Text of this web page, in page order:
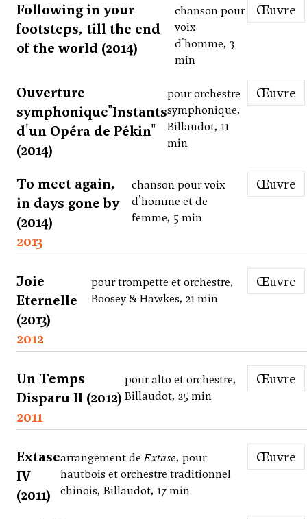
Following in your
footsteps, till the end
of the world (2014)
chanson pour
voix
d'homme, 3
min
Œuvre
Ouverture
symphonique"Instants
d'un Opéra de Pékin"
(2014)
pour orchestre
symphonique,
Billaudot, 11
min
Œuvre
To meet again,
in days gone by
(2014)
chanson pour voix
d'homme et de
femme, 5 min
Œuvre
2013
Joie
Eternelle
(2013)
pour trompette et orchestre,
Boosey & Hawkes, 21 min
Œuvre
2012
Un Temps
Disparu II (2012)
pour alto et orchestre,
Billaudot, 25 min
Œuvre
2011
Extase
IV
(2011)
arrangement de Extase, pour
hautbois et orchestre traditionnel
chinois, Billaudot, 17 min
Œuvre